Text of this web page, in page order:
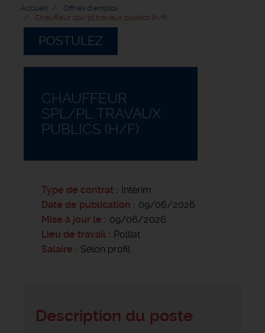
Accueil
Offres d'emploi
Chauffeur spl/pl travaux publics (h/f)
POSTULEZ
CHAUFFEUR
SPL/PL TRAVAUX
PUBLICS (H/F)
Type de contrat
Intérim
Date de publication
09/06/2026
Mise à jour le
09/06/2026
Lieu de travail
Polliat
Salaire
Selon profil
Description du poste